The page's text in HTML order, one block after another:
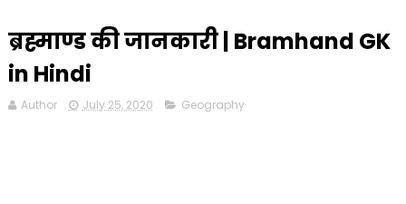
ब्रह्माण्ड की जानकारी | Bramhand GK
in Hindi
Author July 25, 2020 Geography